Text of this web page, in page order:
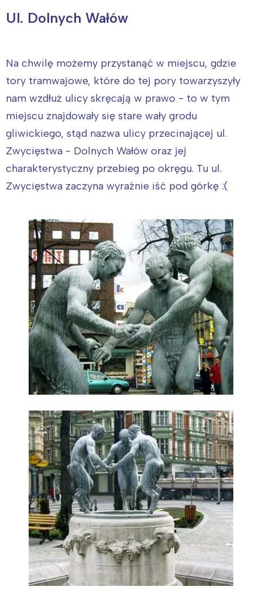
Ul. Dolnych Wałów
Na chwilę możemy przystanąć w miejscu, gdzie
tory tramwajowe, które do tej pory towarzyszyły
nam wzdłuż ulicy skręcają w prawo - to w tym
miejscu znajdowały się stare wały grodu
gliwickiego, stąd nazwa ulicy przecinającej ul.
Zwycięstwa - Dolnych Wałów oraz jej
charakterystyczny przebieg po okręgu. Tu ul.
Zwycięstwa zaczyna wyraźnie iść pod górkę :(